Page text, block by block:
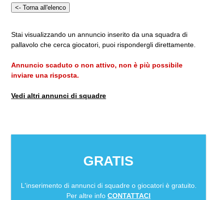
Stai visualizzando un annuncio inserito da una squadra di
pallavolo che cerca giocatori, puoi rispondergli direttamente.
Annuncio scaduto o non attivo, non è più possibile
inviare una risposta.
Vedi altri annunci di squadre
GRATIS
L'inserimento di annunci di squadre o giocatori è gratuito.
Per altre info CONTATTACI